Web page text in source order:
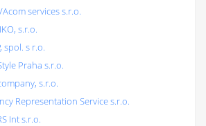
services s.r.o.
s.r.o.
spol. s r.o.
Praha s.r.o.
s.r.o.
Representation Service s.r.o.
Int s.r.o.